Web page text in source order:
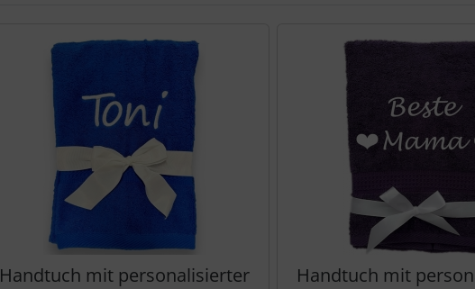
Handtuch mit personalisierter
Handtuch mit